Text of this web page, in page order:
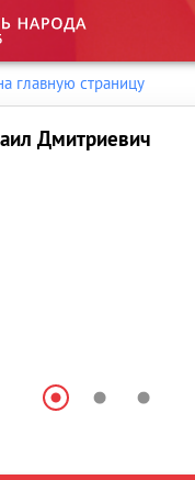
главную страницу
Дмитриевич